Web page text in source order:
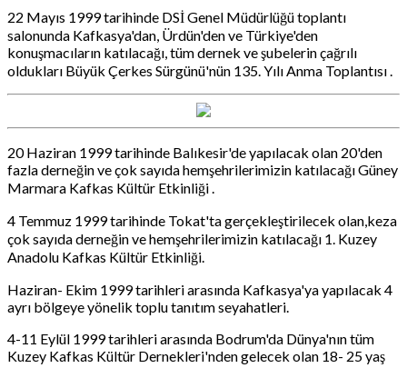
22 Mayıs 1999 tarihinde DSİ Genel Müdürlüğü toplantı
salonunda Kafkasya'dan, Ürdün'den ve Türkiye'den
konuşmacıların katılacağı, tüm dernek ve şubelerin çağrılı
oldukları Büyük Çerkes Sürgünü'nün 135. Yılı Anma Toplantısı .
20 Haziran 1999 tarihinde Balıkesir'de yapılacak olan 20'den
fazla derneğin ve çok sayıda hemşehrilerimizin katılacağı Güney
Marmara Kafkas Kültür Etkinliği .
4 Temmuz 1999 tarihinde Tokat'ta gerçekleştirilecek olan,keza
çok sayıda derneğin ve hemşehrilerimizin katılacağı 1. Kuzey
Anadolu Kafkas Kültür Etkinliği.
Haziran- Ekim 1999 tarihleri arasında Kafkasya'ya yapılacak 4
ayrı bölgeye yönelik toplu tanıtım seyahatleri.
4-11 Eylül 1999 tarihleri arasında Bodrum'da Dünya'nın tüm
Kuzey Kafkas Kültür Dernekleri'nden gelecek olan 18- 25 yaş